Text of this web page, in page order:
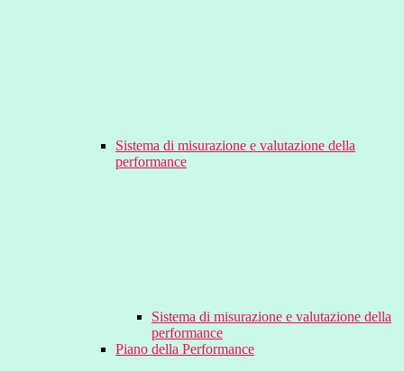
Sistema di misurazione e valutazione della
performance
Sistema di misurazione e valutazione della
performance
Piano della Performance